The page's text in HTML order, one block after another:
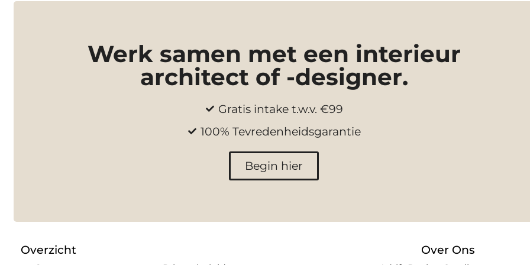
Werk samen met een interieur
architect of -designer.
Gratis intake t.w.v. €99
100% Tevredenheidsgarantie
Begin hier
Overzicht Over Ons